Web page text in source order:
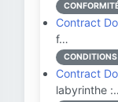
Contract
f…
CONDITIONS
Contract
labyrinthe